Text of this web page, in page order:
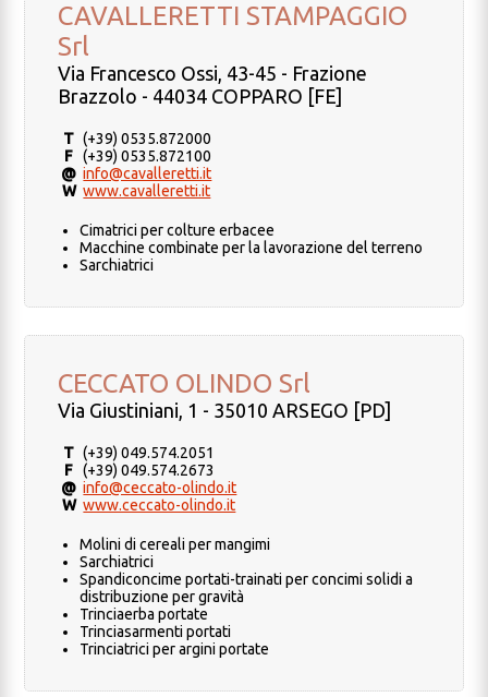
CAVALLERETTI STAMPAGGIO
Srl
Via Francesco Ossi, 43-45 - Frazione
Brazzolo - 44034 COPPARO [FE]
T (+39) 0535.872000
F (+39) 0535.872100
@ info@cavalleretti.it
W www.cavalleretti.it
Cimatrici per colture erbacee
Macchine combinate per la lavorazione del terreno
Sarchiatrici
CECCATO OLINDO Srl
Via Giustiniani, 1 - 35010 ARSEGO [PD]
T (+39) 049.574.2051
F (+39) 049.574.2673
@ info@ceccato-olindo.it
W www.ceccato-olindo.it
Molini di cereali per mangimi
Sarchiatrici
Spandiconcime portati-trainati per concimi solidi a
distribuzione per gravità
Trinciaerba portate
Trinciasarmenti portati
Trinciatrici per argini portate